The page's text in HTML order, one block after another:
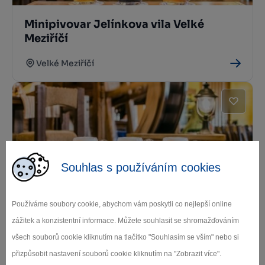
Souhlas s používáním cookies
Používáme soubory cookie, abychom vám poskytli co nejlepší online
zážitek a konzistentní informace. Můžete souhlasit se shromažďováním
všech souborů cookie kliknutím na tlačítko "Souhlasím se vším" nebo si
přizpůsobit nastavení souborů cookie kliknutím na "Zobrazit více".
Minipivovar Jelínkova vila Velké
Meziříčí
Velké Meziříčí
Velké Meziříčí